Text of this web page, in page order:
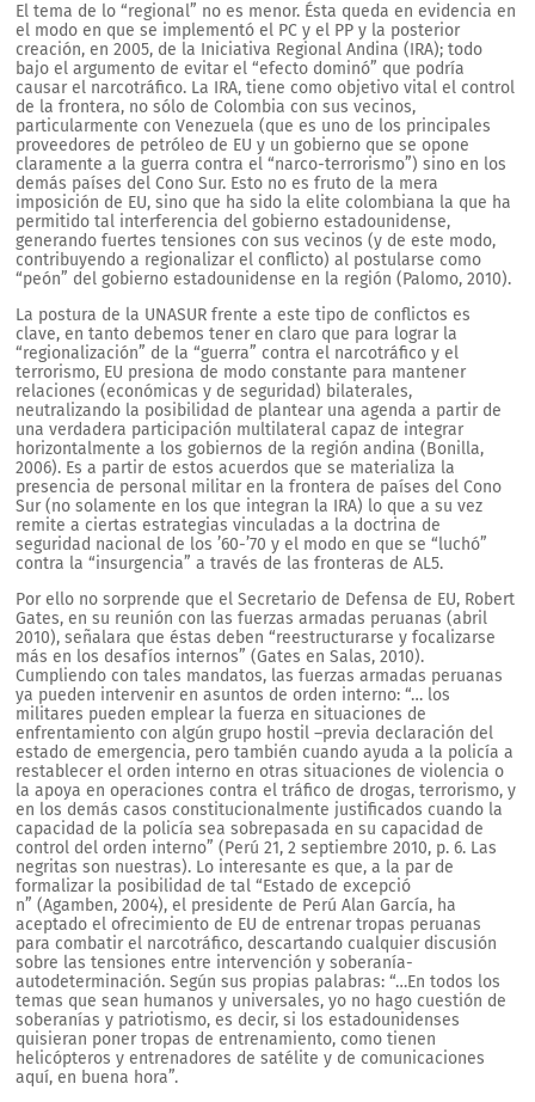
El tema de lo “regional” no es menor. Ésta queda en evidencia en
el modo en que se implementó el PC y el PP y la posterior
creación, en 2005, de la Iniciativa Regional Andina (IRA); todo
bajo el argumento de evitar el “efecto dominó” que podría
causar el narcotráfico. La IRA, tiene como objetivo vital el control
de la frontera, no sólo de Colombia con sus vecinos,
particularmente con Venezuela (que es uno de los principales
proveedores de petróleo de EU y un gobierno que se opone
claramente a la guerra contra el “narco-terrorismo”) sino en los
demás países del Cono Sur. Esto no es fruto de la mera
imposición de EU, sino que ha sido la elite colombiana la que ha
permitido tal interferencia del gobierno estadounidense,
generando fuertes tensiones con sus vecinos (y de este modo,
contribuyendo a regionalizar el conflicto) al postularse como
“peón” del gobierno estadounidense en la región (Palomo, 2010).
La postura de la UNASUR frente a este tipo de conflictos es
clave, en tanto debemos tener en claro que para lograr la
“regionalización” de la “guerra” contra el narcotráfico y el
terrorismo, EU presiona de modo constante para mantener
relaciones (económicas y de seguridad) bilaterales,
neutralizando la posibilidad de plantear una agenda a partir de
una verdadera participación multilateral capaz de integrar
horizontalmente a los gobiernos de la región andina (Bonilla,
2006). Es a partir de estos acuerdos que se materializa la
presencia de personal militar en la frontera de países del Cono
Sur (no solamente en los que integran la IRA) lo que a su vez
remite a ciertas estrategias vinculadas a la doctrina de
seguridad nacional de los ’60-’70 y el modo en que se “luchó”
contra la “insurgencia” a través de las fronteras de AL5.
Por ello no sorprende que el Secretario de Defensa de EU, Robert
Gates, en su reunión con las fuerzas armadas peruanas (abril
2010), señalara que éstas deben “reestructurarse y focalizarse
más en los desafíos internos” (Gates en Salas, 2010).
Cumpliendo con tales mandatos, las fuerzas armadas peruanas
ya pueden intervenir en asuntos de orden interno: “… los
militares pueden emplear la fuerza en situaciones de
enfrentamiento con algún grupo hostil –previa declaración del
estado de emergencia, pero también cuando ayuda a la policía a
restablecer el orden interno en otras situaciones de violencia o
la apoya en operaciones contra el tráfico de drogas, terrorismo, y
en los demás casos constitucionalmente justificados cuando la
capacidad de la policía sea sobrepasada en su capacidad de
control del orden interno” (Perú 21, 2 septiembre 2010, p. 6. Las
negritas son nuestras). Lo interesante es que, a la par de
formalizar la posibilidad de tal “Estado de excepció
n” (Agamben, 2004), el presidente de Perú Alan García, ha
aceptado el ofrecimiento de EU de entrenar tropas peruanas
para combatir el narcotráfico, descartando cualquier discusión
sobre las tensiones entre intervención y soberanía-
autodeterminación. Según sus propias palabras: “…En todos los
temas que sean humanos y universales, yo no hago cuestión de
soberanías y patriotismo, es decir, si los estadounidenses
quisieran poner tropas de entrenamiento, como tienen
helicópteros y entrenadores de satélite y de comunicaciones
aquí, en buena hora”.